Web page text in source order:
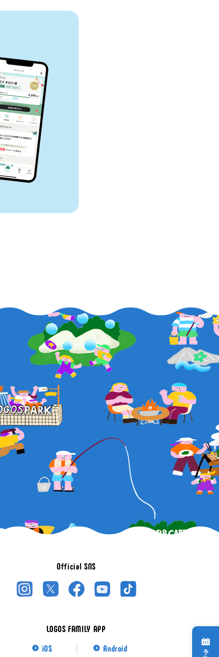
Official SNS
LOGOS FAMILY APP
iOS
Android